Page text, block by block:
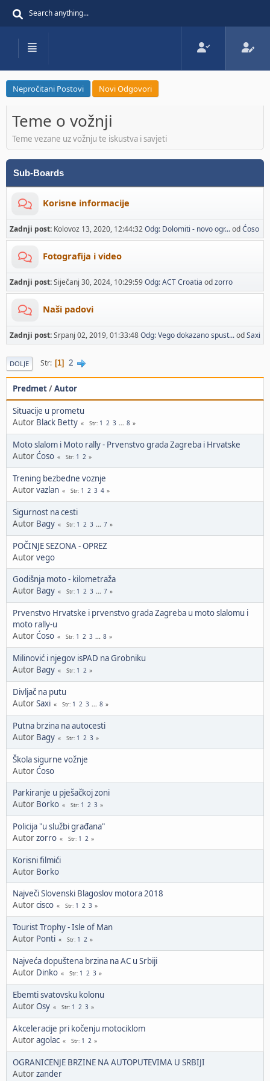
Nepročitani Postovi Novi Odgovori
Teme o vožnji
Teme vezane uz vožnju te iskustva i savjeti
Sub-Boards
Korisne informacije
Zadnji post: Kolovoz 13, 2020, 12:44:32Odg: Dolomiti - novo ogr...odĆoso
Fotografija i video
Zadnji post:Siječanj 30, 2024, 10:29:59Odg: ACT Croatia odzorro
Naši padovi
Zadnji post:Srpanj 02, 2019, 01:33:48Odg: Vego dokazano spust...odSaxi
DOLJE Str 1 2
Predmet/Autor
Situacije u prometu
Autor Black Betty Str 1 2 3 ... 8
Moto slalom i Moto rally - Prvenstvo grada Zagreba i Hrvatske
AutorĆoso Str 1 2
Trening bezbedne voznje
Autorvazlan Str 1 2 3 4
Sigurnost na cesti
Autor Bagy Str 1 2 3 ... 7
POČINJE SEZONA - OPREZ
Autorvego
Godišnja moto - kilometraža
Autor Bagy Str 1 2 3 ... 7
Prvenstvo Hrvatske i prvenstvo grada Zagreba u moto slalomu i
moto rally-u
AutorĆoso Str 1 2 3 ... 8
Milinović i njegov isPAD na Grobniku
Autor Bagy Str 1 2
Divljač na putu
AutorSaxi Str 1 2 3 ... 8
Putna brzina na autocesti
Autor Bagy Str 1 2 3
Škola sigurne vožnje
AutorĆoso
Parkiranje u pješačkoj zoni
Autor Borko Str 1 2 3
Policija "u službi građana"
Autorzorro Str 1 2
Korisni filmići
Autor Borko
Največi Slovenski Blagoslov motora 2018
Autorcisco Str 1 2 3
Tourist Trophy - Isle of Man
Autor Ponti Str 1 2
Najveća dopuštena brzina na AC u Srbiji
Autor Dinko Str 1 2 3
Ebemti svatovsku kolonu
AutorOsy Str 1 2 3
Akceleracije pri kočenju motociklom
Autoragolac Str 1 2
OGRANICENJE BRZINE NA AUTOPUTEVIMA U SRBIJI
Autorzander